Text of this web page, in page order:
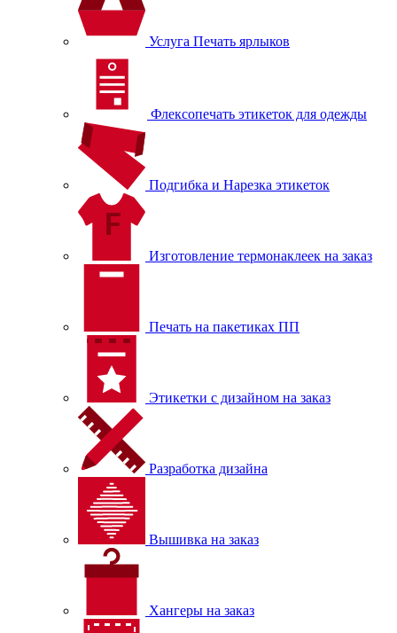
Услуга Печать ярлыков
Флексопечать этикеток для одежды
Подгибка и Нарезка этикеток
Изготовление термонаклеек на заказ
Печать на пакетиках ПП
Этикетки с дизайном на заказ
Разработка дизайна
Вышивка на заказ
Хангеры на заказ